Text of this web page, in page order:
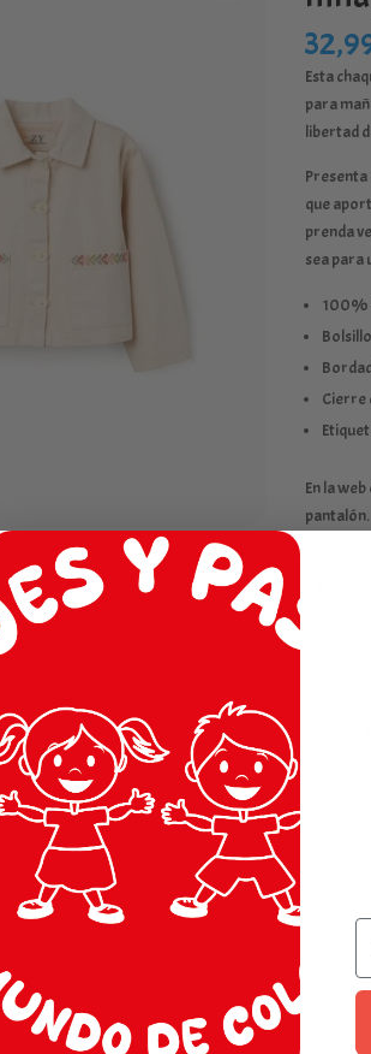
Esta
para
libertad
que
prenda
sea para
100%
Cierre
En la
pantalón.
5-